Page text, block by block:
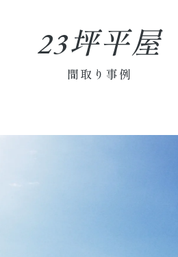
間取り事例
23坪平屋